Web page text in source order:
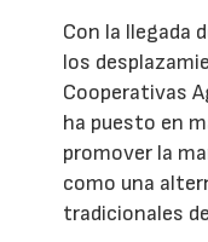
Con la llegada
los
Cooperativas
ha puesto en
promover la
como una
tradicionales